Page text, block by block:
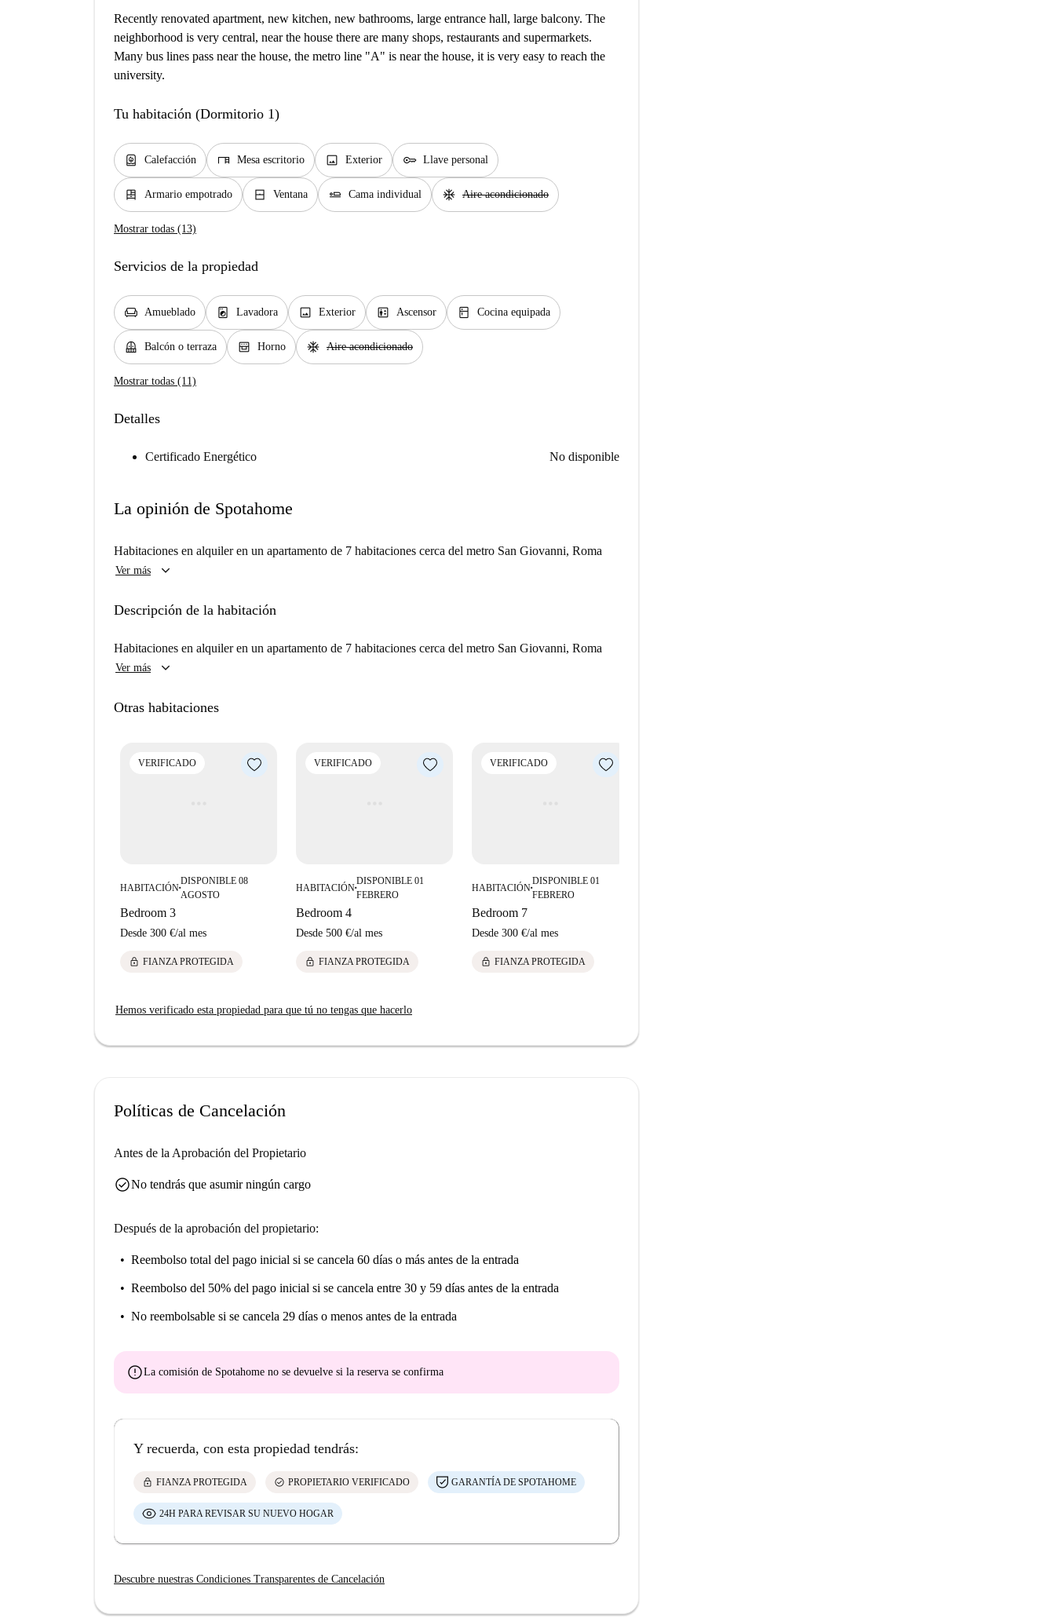
Recently renovated apartment, new kitchen, new bathrooms, large entrance hall, large balcony. The
neighborhood is very central, near the house there are many shops, restaurants and supermarkets.
Many bus lines pass near the house, the metro line "A" is near the house, it is very easy to reach the
university.
Tu habitación (Dormitorio 1)
water_heater Calefacción desk Mesa escritorio image Exterior key Llave personal
dresser Armario empotrado window_closed Ventana airline_seat_flat Cama individual ac_unit Aire acondicionado
Mostrar todas (13)
Servicios de la propiedad
chair Amueblado local_laundry_service Lavadora image Exterior elevator Ascensor kitchen Cocina equipada
balcony Balcón o terraza oven_gen Horno ac_unit Aire acondicionado
Mostrar todas (11)
Detalles
Certificado Energético No disponible
La opinión de Spotahome
Habitaciones en alquiler en un apartamento de 7 habitaciones cerca del metro San Giovanni, Roma
Ver más keyboard_arrow_down
Descripción de la habitación
Habitaciones en alquiler en un apartamento de 7 habitaciones cerca del metro San Giovanni, Roma
Ver más keyboard_arrow_down
Otras habitaciones
VERIFICADO
HABITACIÓN■
DISPONIBLE 08
AGOSTO
Bedroom 3
Desde 300 €/al mes
lock FIANZA PROTEGIDA
VERIFICADO
HABITACIÓN■
DISPONIBLE 01
FEBRERO
Bedroom 4
Desde 500 €/al mes
lock FIANZA PROTEGIDA
VERIFICADO
HABITACIÓN■
DISPONIBLE 01
FEBRERO
Bedroom 7
Desde 300 €/al mes
lock FIANZA PROTEGIDA
Hemos verificado esta propiedad para que tú no tengas que hacerlo
Políticas de Cancelación
Antes de la Aprobación del Propietario
check_circleNo tendrás que asumir ningún cargo
Después de la aprobación del propietario:
Reembolso total del pago inicial si se cancela 60 días o más antes de la entrada
Reembolso del 50% del pago inicial si se cancela entre 30 y 59 días antes de la entrada
No reembolsable si se cancela 29 días o menos antes de la entrada
errorLa comisión de Spotahome no se devuelve si la reserva se confirma
Y recuerda, con esta propiedad tendrás:
lock FIANZA PROTEGIDA check_circle PROPIETARIO VERIFICADO GARANTÍA DE SPOTAHOME
24H PARA REVISAR SU NUEVO HOGAR
Descubre nuestras Condiciones Transparentes de Cancelación